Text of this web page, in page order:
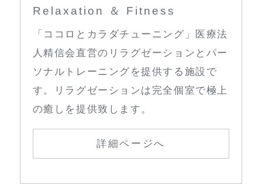
Relaxation ＆ Fitness
「ココロとカラダチューニング」医療法
人精信会直営のリラグゼーションとパー
ソナルトレーニングを提供する施設で
す。リラグゼーションは完全個室で極上
の癒しを提供致します。
詳細ページへ